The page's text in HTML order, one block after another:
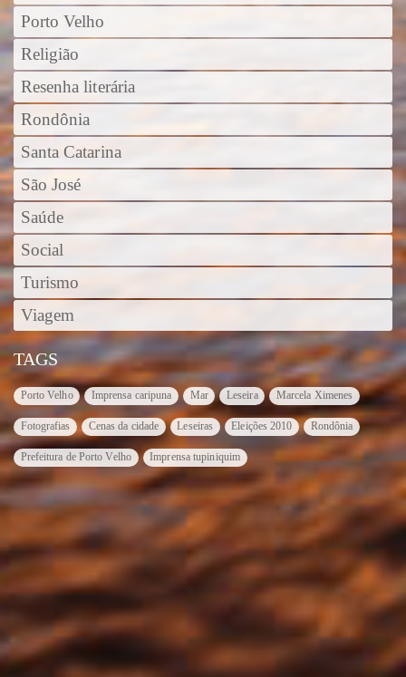
Porto Velho
Religião
Resenha literária
Rondônia
Santa Catarina
São José
Saúde
Social
Turismo
Viagem
TAGS
Porto Velho Imprensa caripuna Mar Leseira Marcela Ximenes
Fotografias Cenas da cidade Leseiras Eleições 2010 Rondônia
Prefeitura de Porto Velho Imprensa tupiniquim